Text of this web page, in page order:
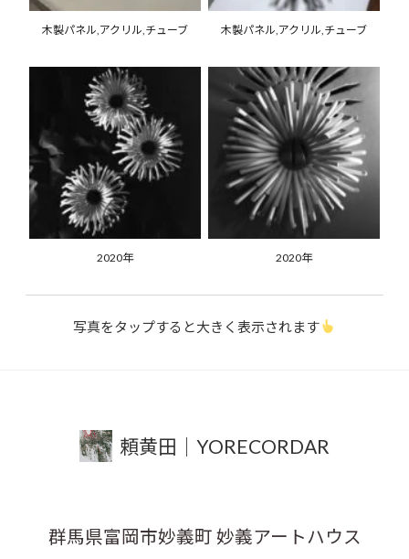
木製パネル,アクリル,チューブ 木製パネル,アクリル,チューブ
2020年 2020年
写真をタップすると大きく表示されます
頼黄田｜YORECORDAR
群馬県富岡市妙義町 妙義アートハウス